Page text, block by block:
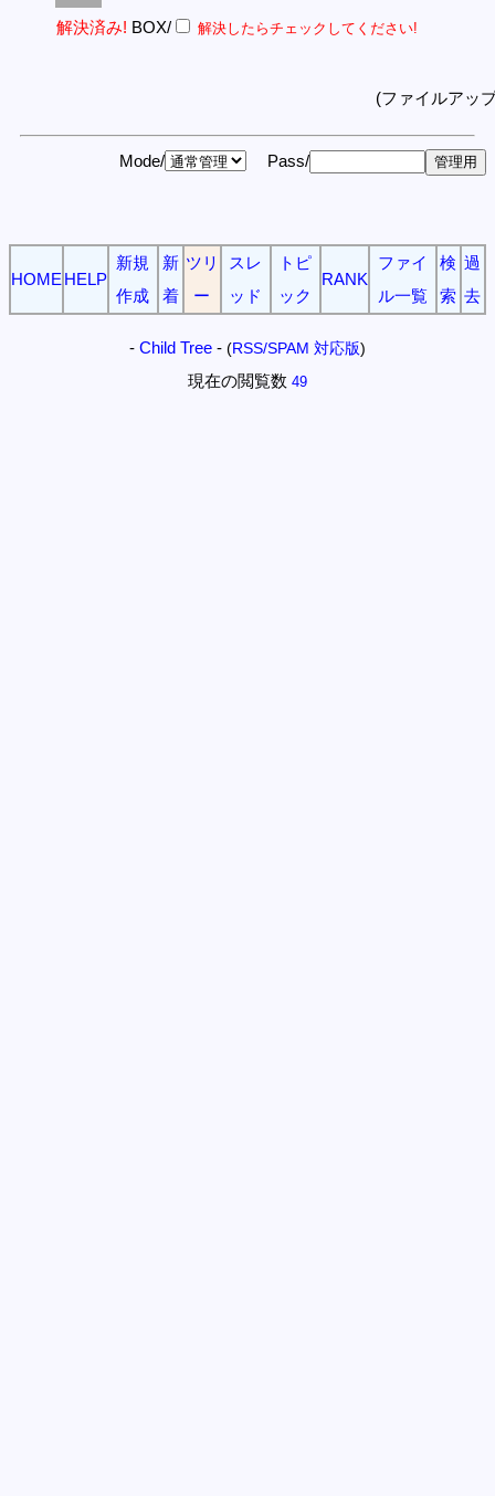
解決済み! BOX/ 解決したらチェックしてください!
(ファイルアッ
Mode/ Pass/
HOME HELP
新規
作成
新
着
ツリ
ー
スレ
ッド
トピ
ック
RANK
ファイ
ル一覧
検
索
過
去
- Child Tree - (RSS/SPAM 対応版)
現在の閲覧数 49